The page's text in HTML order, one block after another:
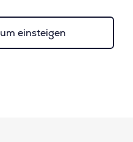
einsteigen